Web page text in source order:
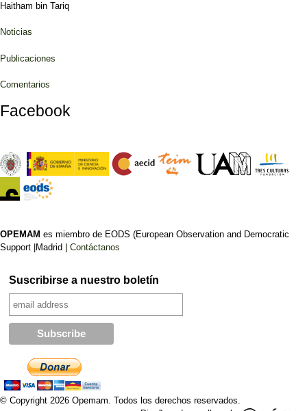
Haitham bin Tariq
Noticias
Publicaciones
Comentarios
Facebook
OPEMAM es miembro de EODS (European Observation and Democratic
Support |Madrid | Contáctanos
Suscribirse a nuestro boletín
© Copyright 2026 Opemam. Todos los derechos reservados.